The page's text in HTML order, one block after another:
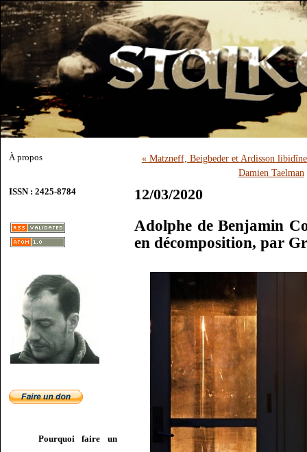
À propos
ISSN : 2425-8784
Pourquoi faire un
« Matzneff, Beigbeder et Ardisson
Damien Taelman
12/03/2020
Adolphe de Benjamin
en décomposition, par